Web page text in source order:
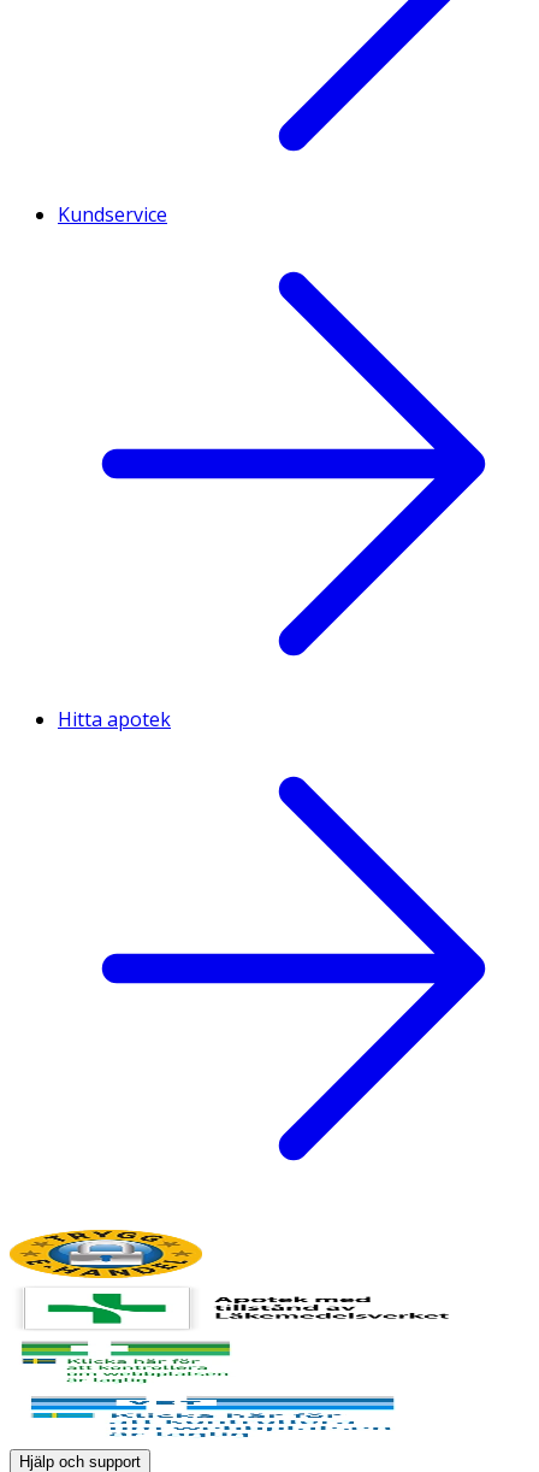
Kundservice
Hitta apotek
Hjälp och support